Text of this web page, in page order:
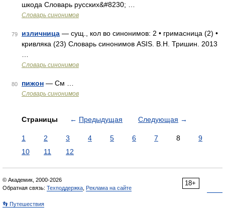
шкода Словарь русских&#8230; …
Словарь синонимов
79 изличница — сущ., кол во синонимов: 2 • гримасница (2) •
кривляка (23) Словарь синонимов ASIS. В.Н. Тришин. 2013
Словарь синонимов
80 пижон — См …
Словарь синонимов
Страницы ← Предыдущая Следующая →
1 2 3 4 5 6 7 8
9
10
11 12
18+
© Академик, 2000-2026
Обратная связь: Техподдержка Реклама на сайте
👣 Путешествия